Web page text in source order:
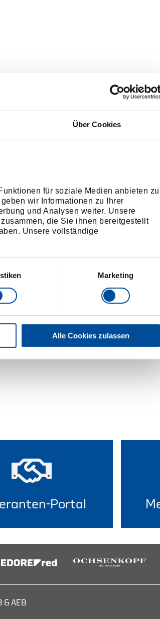
Über Cookies
für soziale Medien anbieten zu
wir Informationen zu Ihrer
und Analysen weiter. Unsere
die Sie ihnen bereitgestellt
Unsere vollständige
Marketing
Alle Cookies zulassen
Fotografien sind ggf. mit
ist nur im Rahmen der jeweiligen Lizenz
Portal
& AEB